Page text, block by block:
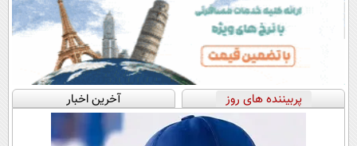
پربیننده های روز آخرین اخبار